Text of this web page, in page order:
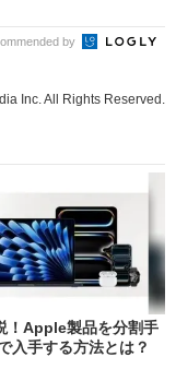
by
Inc. All Rights Reserved.
！Apple製品を分割手
入手する方法とは？